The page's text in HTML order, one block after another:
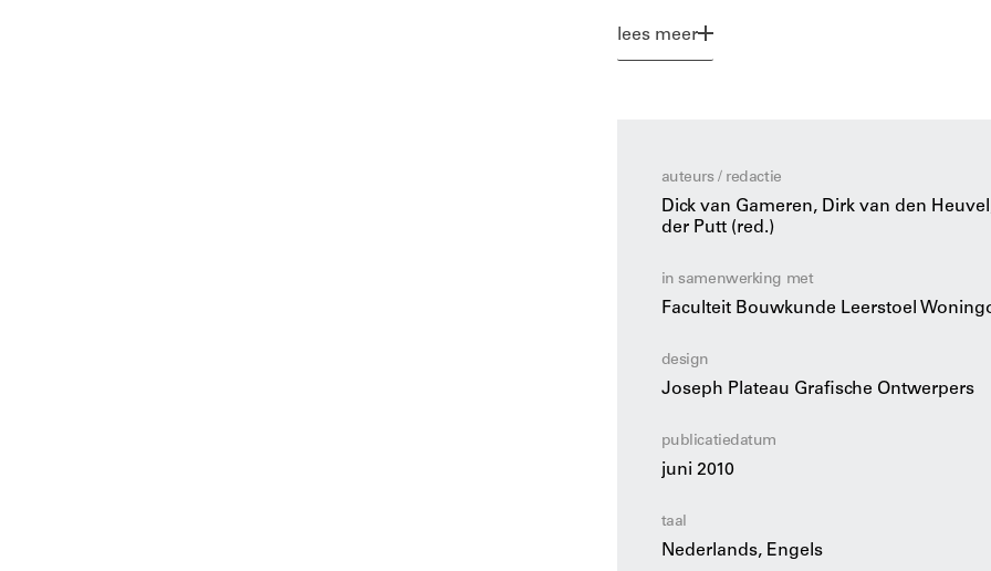
van de (nieuwbouw)opgave. Ook in het
voetgangersvriendelijke woonwijken met
scala aan inspirerende oplossingen uit het
en buitenland, met projecten van onder
Välikangas, Persson en Lyons.
Harald Mooij
lees meer
auteurs / redactie
Dick van Gameren, Dirk van den
der Putt (red.)
in samenwerking met
Faculteit Bouwkunde Leerstoel
design
Joseph Plateau Grafische Ontwerpers
publicatiedatum
juni 2010
taal
Nederlands, Engels